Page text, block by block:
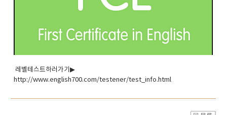
레벨테스트하러가기▶
http://www.english700.com/testener/test_info.html